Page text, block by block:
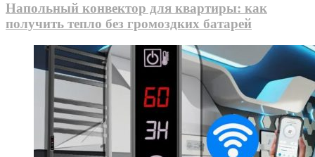
Напольный конвектор для квартиры: как
получить тепло без громоздких батарей